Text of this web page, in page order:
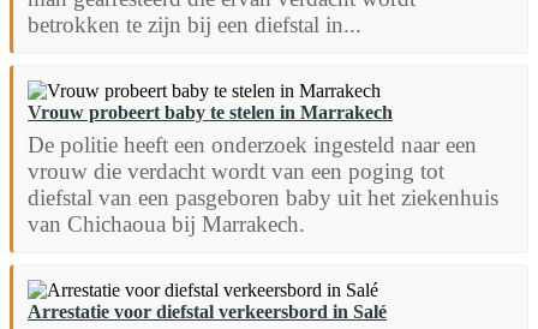
betrokken te zijn bij een diefstal in...
Vrouw probeert baby te stelen in Marrakech
De politie heeft een onderzoek ingesteld naar een
vrouw die verdacht wordt van een poging tot
diefstal van een pasgeboren baby uit het ziekenhuis
van Chichaoua bij Marrakech.
Arrestatie voor diefstal verkeersbord in Salé